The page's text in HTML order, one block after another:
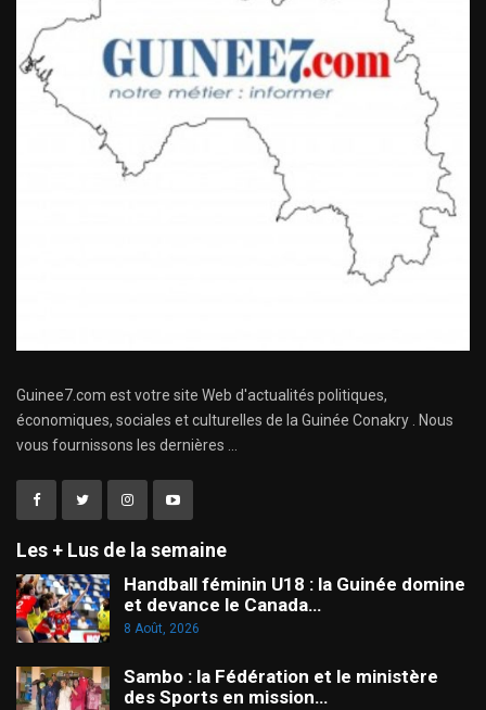
Guinee7.com est votre site Web d'actualités politiques,
économiques, sociales et culturelles de la Guinée Conakry . Nous
vous fournissons les dernières ...
Les + Lus de la semaine
Handball féminin U18 : la Guinée domine
et devance le Canada…
8 Août, 2026
Sambo : la Fédération et le ministère
des Sports en mission…